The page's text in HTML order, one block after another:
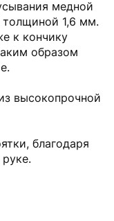
медной
толщиной 1,6 мм.
к кончику
образом
высокопрочной
благодаря